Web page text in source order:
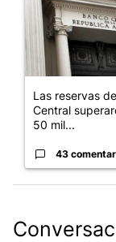
Las reservas
Central
50 mil...
43